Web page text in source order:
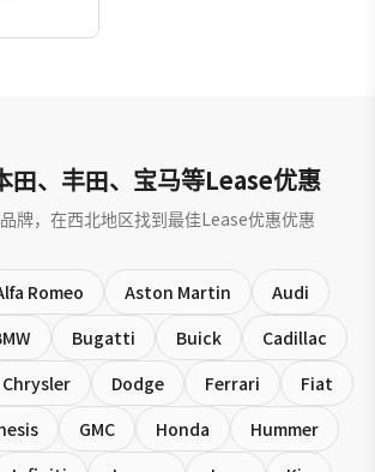
田、丰田、宝马等Lease优惠
牌，在西北地区找到最佳Lease优惠优惠
Romeo Aston Martin
Audi
Bugatti Buick
Cadillac
Chrysler Dodge Ferrari
Fiat
GMC Honda
Hummer